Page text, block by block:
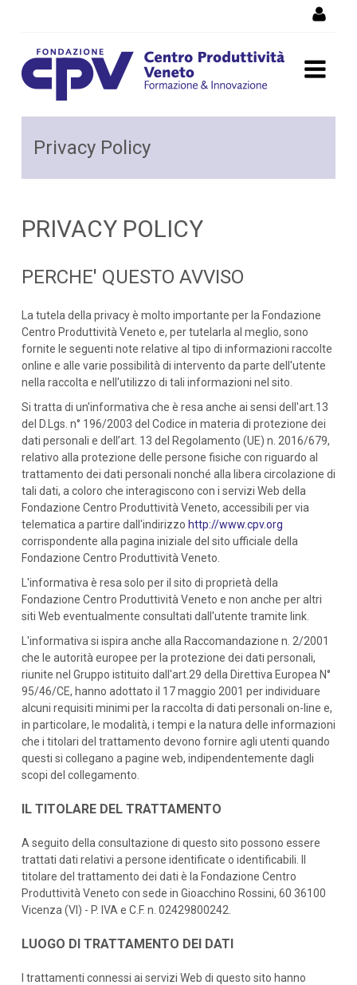
Privacy Policy
Privacy Policy
PRIVACY POLICY
PERCHE' QUESTO AVVISO
La tutela della privacy è molto importante per la Fondazione
Centro Produttività Veneto e, per tutelarla al meglio, sono
fornite le seguenti note relative al tipo di informazioni raccolte
online e alle varie possibilità di intervento da parte dell'utente
nella raccolta e nell'utilizzo di tali informazioni nel sito.
Si tratta di un'informativa che è resa anche ai sensi dell'art.13
del D.Lgs. n° 196/2003 del Codice in materia di protezione dei
dati personali e dell’art. 13 del Regolamento (UE) n. 2016/679,
relativo alla protezione delle persone fisiche con riguardo al
trattamento dei dati personali nonché alla libera circolazione di
tali dati, a coloro che interagiscono con i servizi Web della
Fondazione Centro Produttività Veneto, accessibili per via
telematica a partire dall'indirizzo http://www.cpv.org
corrispondente alla pagina iniziale del sito ufficiale della
Fondazione Centro Produttività Veneto.
L'informativa è resa solo per il sito di proprietà della
Fondazione Centro Produttività Veneto e non anche per altri
siti Web eventualmente consultati dall'utente tramite link.
L'informativa si ispira anche alla Raccomandazione n. 2/2001
che le autorità europee per la protezione dei dati personali,
riunite nel Gruppo istituito dall'art.29 della Direttiva Europea N°
95/46/CE, hanno adottato il 17 maggio 2001 per individuare
alcuni requisiti minimi per la raccolta di dati personali on-line e,
in particolare, le modalità, i tempi e la natura delle informazioni
che i titolari del trattamento devono fornire agli utenti quando
questi si collegano a pagine web, indipendentemente dagli
scopi del collegamento.
IL TITOLARE DEL TRATTAMENTO
A seguito della consultazione di questo sito possono essere
trattati dati relativi a persone identificate o identificabili. Il
titolare del trattamento dei dati è la Fondazione Centro
Produttività Veneto con sede in Gioacchino Rossini, 60 36100
Vicenza (VI) - P. IVA e C.F. n. 02429800242.
LUOGO DI TRATTAMENTO DEI DATI
I trattamenti connessi ai servizi Web di questo sito hanno